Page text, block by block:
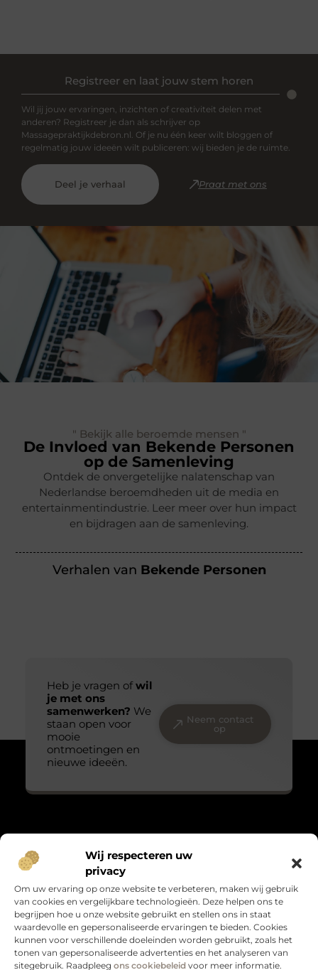
Wij respecteren uw
privacy
Om uw ervaring op onze website te verbeteren, maken wij gebruik
van cookies en vergelijkbare technologieën. Deze helpen ons te
begrijpen hoe u onze website gebruikt en stellen ons in staat
waardevolle en gepersonaliseerde ervaringen te bieden. Cookies
kunnen voor verschillende doeleinden worden gebruikt, zoals het
tonen van gepersonaliseerde advertenties en het analyseren van
sitegebruik. Raadpleeg ons cookiebeleid voor meer informatie.
Registreer en laat jouw stem horen
Wil jij jouw ervaringen, inzichten of creativiteit delen met
anderen? Registreer je dan als schrijver op
Massagepraktijkdebron.nl. Of je nu één keer wilt bloggen of
regelmatig jouw ideeën wilt publiceren: wij bieden je de ruimte.
Deel je verhaal Praat met ons
" Bekijk alle beroemde mensen "
De Invloed van Bekende Personen
op de Samenleving
Ontdek de onvergetelijke nalatenschap van
Nederlandse beroemdheden uit de media en
entertainmentindustrie. Leer meer over hun impact
en bijdragen aan de samenleving.
Verhalen van Bekende Personen
Heb je vragen ofwil
je met ons
samenwerken? We
staan open voor
mooie
ontmoetingen en
nieuwe ideeën.
Neem contact
op
Over Massage praktijk de bron
“Teder, echt en met oog voor detail.”
geluk, persoonlijke groei en leven met gevoel. Warme verhalen
die raken en verbinden.
Bericht categorie